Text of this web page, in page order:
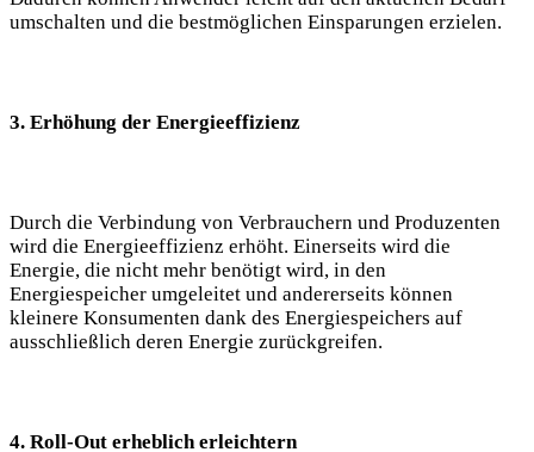
umschalten und die bestmöglichen Einsparungen erzielen.
3. Erhöhung der Energieeffizienz
Durch die Verbindung von Verbrauchern und Produzenten
wird die Energieeffizienz erhöht. Einerseits wird die
Energie, die nicht mehr benötigt wird, in den
Energiespeicher umgeleitet und andererseits können
kleinere Konsumenten dank des Energiespeichers auf
ausschließlich deren Energie zurückgreifen.
4. Roll-Out erheblich erleichtern